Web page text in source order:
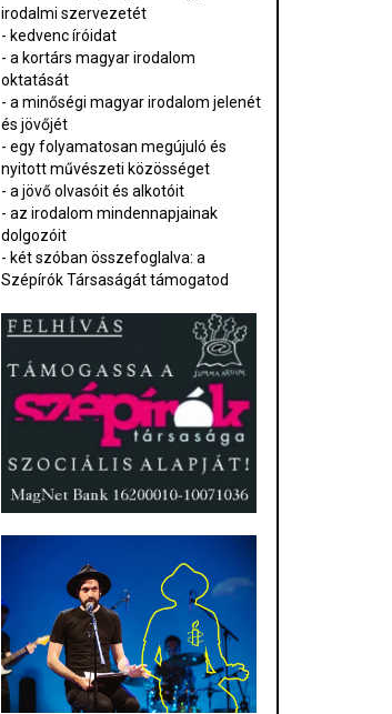
irodalmi szervezetét
- kedvenc íróidat
- a kortárs magyar irodalom
oktatását
- a minőségi magyar irodalom jelenét
és jövőjét
- egy folyamatosan megújuló és
nyitott művészeti közösséget
- a jövő olvasóit és alkotóit
- az irodalom mindennapjainak
dolgozóit
- két szóban összefoglalva: a
Szépírók Társaságát támogatod